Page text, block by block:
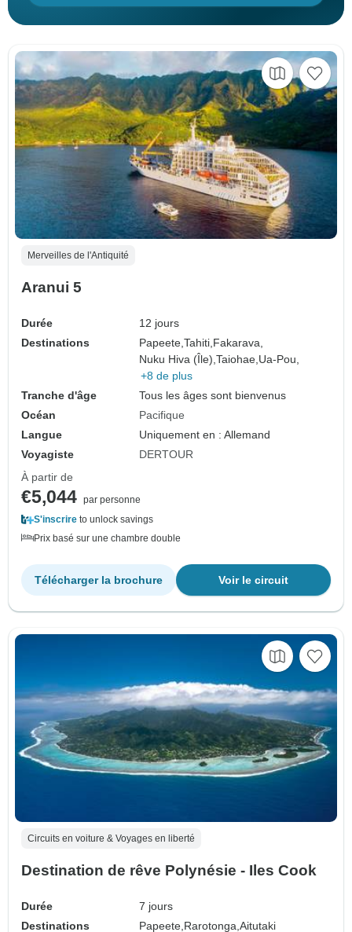
Merveilles de l'Antiquité
Aranui 5
Durée
12 jours
Destinations
Papeete,Tahiti,Fakarava,
Nuku Hiva (Île),Taiohae,Ua-Pou,
+8 de plus
Tranche d'âge
Tous les âges sont bienvenus
Océan
Pacifique
Langue
Uniquement en : Allemand
Voyagiste
DERTOUR
À partir de
€5,044 par personne
S'inscrire to unlock savings
Prix basé sur une chambre double
Voir le circuit
Télécharger la brochure
Circuits en voiture & Voyages en liberté
Destination de rêve Polynésie - Iles Cook
Durée
7 jours
Destinations
Papeete,Rarotonga,Aitutaki